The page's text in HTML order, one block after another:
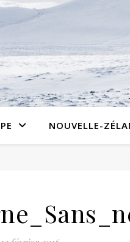
NOUVELLE-